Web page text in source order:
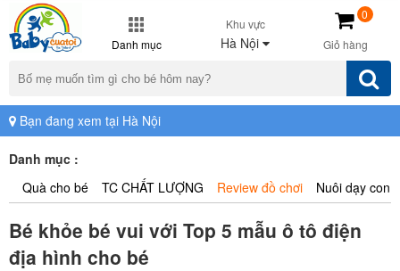
Danh mục
Khu vực
Hà Nội Giỏ hàng
0
Bạn đang xem tại Hà Nội
Danh mục :
Quà cho bé
TC CHẤT LƯỢNG Review đồ chơi Nuôi dạy con
Bé khỏe bé vui với Top 5 mẫu ô tô điện
địa hình cho bé